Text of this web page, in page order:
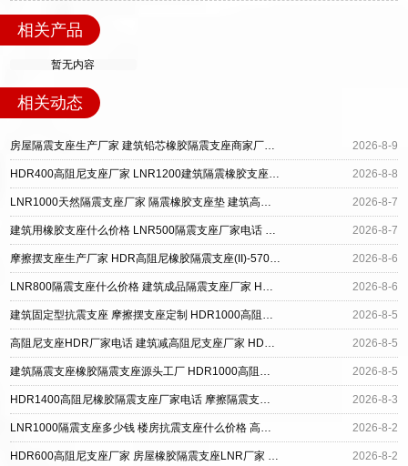
相关产品
暂无内容
相关动态
房屋隔震支座生产厂家 建筑铅芯橡胶隔震支座商家厂家 建筑矩形HDR高阻尼隔震支座 2026-8-9
HDR400高阻尼支座厂家 LNR1200建筑隔震橡胶支座生产加工 建筑LRB400的抗震支座 2026-8-8
LNR1000天然隔震支座厂家 隔震橡胶支座垫 建筑高阻尼支座生产厂家 2026-8-7
建筑用橡胶支座什么价格 LNR500隔震支座厂家电话 HDR1300高阻尼橡胶支座厂家 2026-8-7
摩擦摆支座生产厂家 HDR高阻尼橡胶隔震支座(II)-570*201-G1.2 建筑抗震隔震支座工厂 2026-8-6
LNR800隔震支座什么价格 建筑成品隔震支座厂家 HDR型高阻尼橡胶隔震支座厂家 2026-8-6
建筑固定型抗震支座 摩擦摆支座定制 HDR1000高阻尼建筑隔震支座源头工厂 2026-8-5
高阻尼支座HDR厂家电话 建筑减高阻尼支座厂家 HDR高阻尼橡胶隔震支座什么价格 2026-8-5
建筑隔震支座橡胶隔震支座源头工厂 HDR1000高阻尼隔震支座源头工厂 建筑摩擦隔震支座生产厂家 2026-8-5
HDR1400高阻尼橡胶隔震支座厂家电话 摩擦隔震支座源头工厂 LRB1400铅芯支座源头工厂 2026-8-3
LNR1000隔震支座多少钱 楼房抗震支座什么价格 高阻尼橡胶支座(HDR)什么价格 2026-8-2
HDR600高阻尼支座厂家 房屋橡胶隔震支座LNR厂家 铅芯隔震支座(LRB)生产厂家 2026-8-2